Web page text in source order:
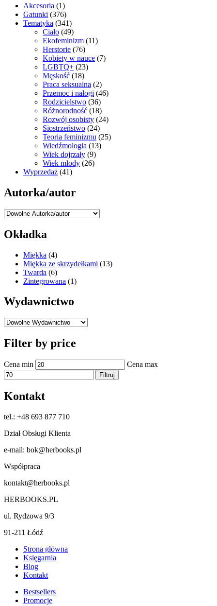
Akcesoria (1)
Gatunki (376)
Tematyka (341)
Ciało (49)
Ekofeminizm (11)
Herstorie (76)
Kobiety w nauce (7)
LGBTQ+ (23)
Męskość (18)
Praca seksualna (2)
Przemoc i nałogi (46)
Rodzicielstwo (36)
Różnorodność (18)
Rozwój osobisty (24)
Siostrzeństwo (24)
Teoria feminizmu (25)
Wiedźmologia (13)
Wiek dojrzały (9)
Wiek młody (26)
Wyprzedaż (41)
Autorka/autor
Okładka
Miękka (4)
Miękka ze skrzydełkami (13)
Twarda (6)
Zintegrowana (1)
Wydawnictwo
Filter by price
Cena min Cena max
Filtruj
Kontakt
tel.: +48 693 877 710
Dział Obsługi Klienta
e-mail: bok@herbooks.pl
Współpraca
kontakt@herbooks.pl
HERBOOKS.PL
ul. Rydzowa 9/3
91-211 Łódź
Strona główna
Księgarnia
Blog
Kontakt
Bestsellers
Promocje